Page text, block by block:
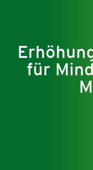
für